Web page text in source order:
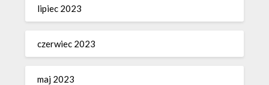
lipiec 2023
czerwiec 2023
maj 2023